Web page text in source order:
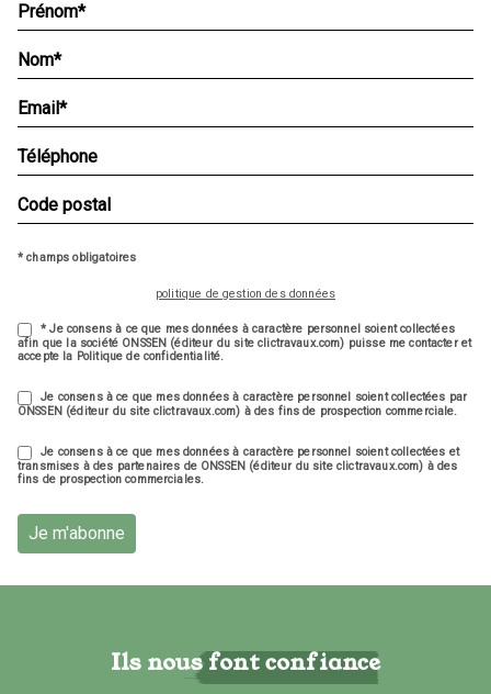
* champs obligatoires
politique de gestion des données
* Je consens à ce que mes données à caractère personnel soient collectées
afin que la société ONSSEN (éditeur du site clictravaux.com) puisse me contacter et
accepte la Politique de confidentialité.
Je consens à ce que mes données à caractère personnel soient collectées par
ONSSEN (éditeur du site clictravaux.com) à des fins de prospection commerciale.
Je consens à ce que mes données à caractère personnel soient collectées et
transmises à des partenaires de ONSSEN (éditeur du site clictravaux.com) à des
fins de prospection commerciales.
Je m'abonne
Ils nous font confiance